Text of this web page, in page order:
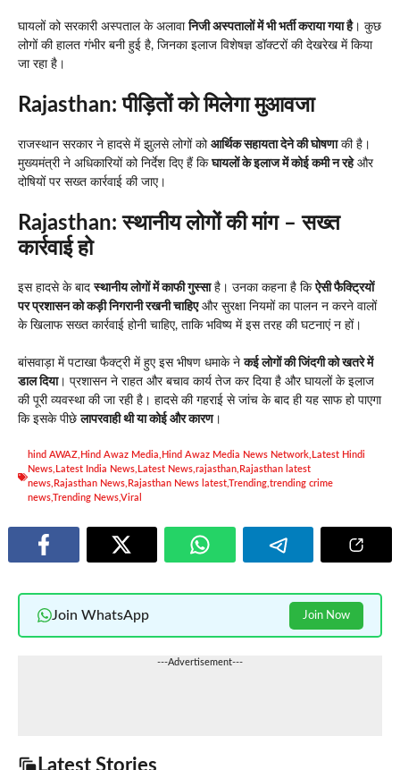
घायलों को सरकारी अस्पताल के अलावानिजी अस्पतालों में भी भर्ती कराया गया है। कुछ
लोगों की हालत गंभीर बनी हुई है, जिनका इलाज विशेषज्ञ डॉक्टरों की देखरेख में किया
जा रहा है।
Rajasthan: पीड़ितों को मिलेगा मुआवजा
राजस्थान सरकार ने हादसे में झुलसे लोगों को आर्थिक सहायता देने की घोषणाकी है।
मुख्यमंत्री ने अधिकारियों को निर्देश दिए हैं किघायलों के इलाज में कोई कमी न रहेऔर
दोषियों पर सख्त कार्रवाई की जाए।
Rajasthan: स्थानीय लोगों की मांग – सख्त
कार्रवाई हो
इस हादसे के बादस्थानीय लोगों में काफी गुस्साहै। उनका कहना है किऐसी फैक्ट्रियों
पर प्रशासन को कड़ी निगरानी रखनी चाहिएऔर सुरक्षा नियमों का पालन न करने वालों
के खिलाफ सख्त कार्रवाई होनी चाहिए, ताकि भविष्य में इस तरह की घटनाएं न हों।
बांसवाड़ा में पटाखा फैक्ट्री में हुए इस भीषण धमाके नेकई लोगों की जिंदगी को खतरे में
डाल दिया। प्रशासन ने राहत और बचाव कार्य तेज कर दिया है और घायलों के इलाज
की पूरी व्यवस्था की जा रही है। हादसे की गहराई से जांच के बाद ही यह साफ हो पाएगा
कि इसके पीछेलापरवाही थी या कोई और कारण।
hind AWAZ Hind Awaz Media Hind Awaz Media News Network Latest Hindi
News Latest India News Latest News rajasthan Rajasthan latest
news Rajasthan News Rajasthan News latestTrending trending crime
newsTrending NewsViral
Join WhatsApp Join Now
---Advertisement---
Latest Stories